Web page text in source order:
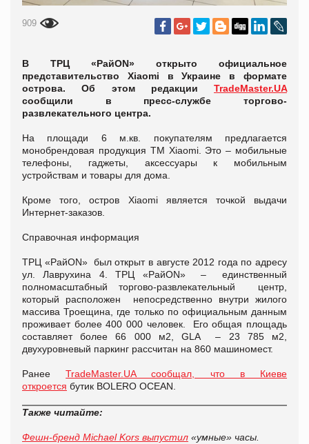
909
В ТРЦ «РайON» открыто официальное
представительство Xiaomi в Украине в формате
острова. Об этом редакции TradeMaster.UA
сообщили в пресс-службе торгово-
развлекательного центра.
На площади 6 м.кв. покупателям предлагается
монобрендовая продукция ТМ Xiaomi. Это – мобильные
телефоны, гаджеты, аксессуары к мобильным
устройствам и товары для дома.
Кроме того, остров Xiaomi является точкой выдачи
Интернет-заказов.
Справочная информация
ТРЦ «РайON» был открыт в августе 2012 года по адресу
ул. Лаврухина 4. ТРЦ «РайON» – единственный
полномасштабный торгово-развлекательный центр,
который расположен непосредственно внутри жилого
массива Троещина, где только по официальным данным
проживает более 400 000 человек. Его общая площадь
составляет более 66 000 м2, GLA – 23 785 м2,
двухуровневый паркинг рассчитан на 860 машиномест.
РанееTradeMaster.UA сообщал, что в Киеве
откроется бутик BOLERO OCEAN.
Также читайте:
Фешн-бренд Michael Kors выпустил «умные» часы.